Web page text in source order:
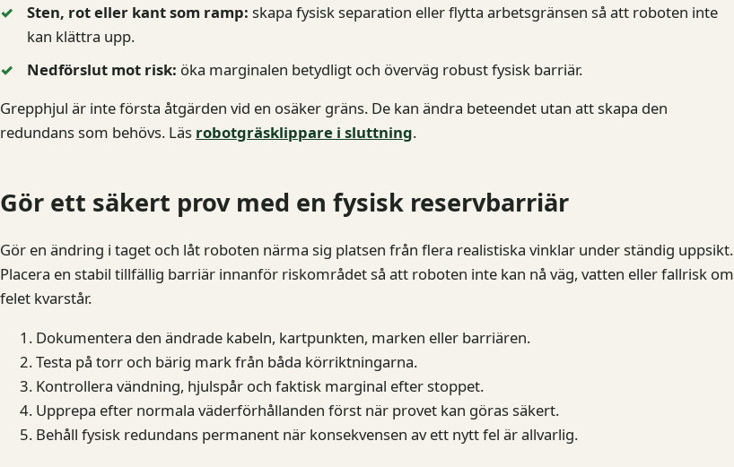
Sten, rot eller kant som ramp: skapa fysisk separation eller flytta arbetsgränsen så att roboten inte
kan klättra upp.
Nedförslut mot risk: öka marginalen betydligt och överväg robust fysisk barriär.
Grepphjul är inte första åtgärden vid en osäker gräns. De kan ändra beteendet utan att skapa den
redundans som behövs. Läs robotgräsklippare i sluttning.
Gör ett säkert prov med en fysisk reservbarriär
Gör en ändring i taget och låt roboten närma sig platsen från flera realistiska vinklar under ständig uppsikt.
Placera en stabil tillfällig barriär innanför riskområdet så att roboten inte kan nå väg, vatten eller fallrisk om
felet kvarstår.
Dokumentera den ändrade kabeln, kartpunkten, marken eller barriären.
Testa på torr och bärig mark från båda körriktningarna.
Kontrollera vändning, hjulspår och faktisk marginal efter stoppet.
Upprepa efter normala väderförhållanden först när provet kan göras säkert.
Behåll fysisk redundans permanent när konsekvensen av ett nytt fel är allvarlig.